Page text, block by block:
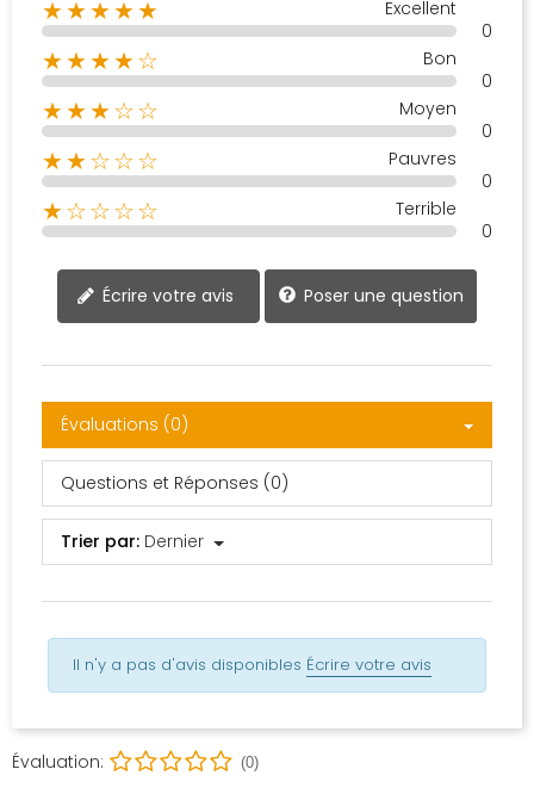
★★★★★
Excellent
0
★★★★☆
Bon
0
★★★☆☆
Moyen
0
★★☆☆☆
Pauvres
0
★☆☆☆☆
Terrible
0
Écrire votre avis Poser une question
Évaluations (0)
Questions et Réponses (0)
Trier par: Dernier
Il n'y a pas d'avis disponibles Écrire votre avis
Évaluation: (0)